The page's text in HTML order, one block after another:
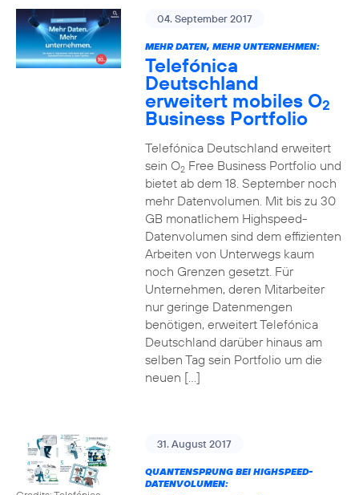
04. September 2017
MEHR DATEN, MEHR UNTERNEHMEN:
Telefónica
Deutschland
erweitert mobiles O2
Business Portfolio
Telefónica Deutschland erweitert
sein O2Free Business Portfolio und
bietet ab dem 18. September noch
mehr Datenvolumen. Mit bis zu 30
GB monatlichem Highspeed-
Datenvolumen sind dem effizienten
Arbeiten von Unterwegs kaum
noch Grenzen gesetzt. Für
Unternehmen, deren Mitarbeiter
nur geringe Datenmengen
benötigen, erweitert Telefónica
Deutschland darüber hinaus am
selben Tag sein Portfolio um die
neuen […]
31. August 2017
QUANTENSPRUNG BEI HIGHSPEED-
DATENVOLUMEN: